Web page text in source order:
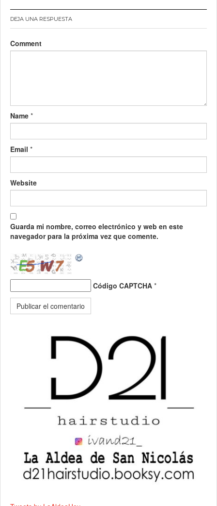
DEJA UNA RESPUESTA
Comment
Name *
Email *
Website
Guarda mi nombre, correo electrónico y web en este
navegador para la próxima vez que comente.
Código CAPTCHA *